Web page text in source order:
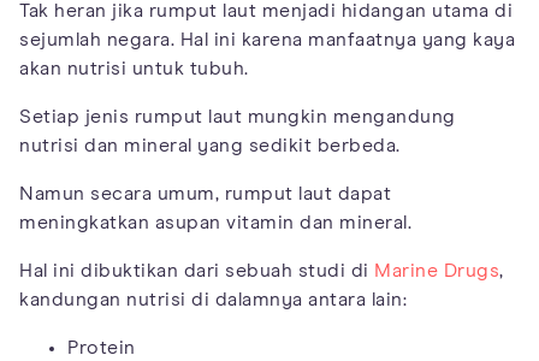
Tak heran jika rumput laut menjadi hidangan utama di
sejumlah negara. Hal ini karena manfaatnya yang kaya
akan nutrisi untuk tubuh.
Setiap jenis rumput laut mungkin mengandung
nutrisi dan mineral yang sedikit berbeda.
Namun secara umum, rumput laut dapat
meningkatkan asupan vitamin dan mineral.
Hal ini dibuktikan dari sebuah studi di Marine Drugs,
kandungan nutrisi di dalamnya antara lain:
Protein